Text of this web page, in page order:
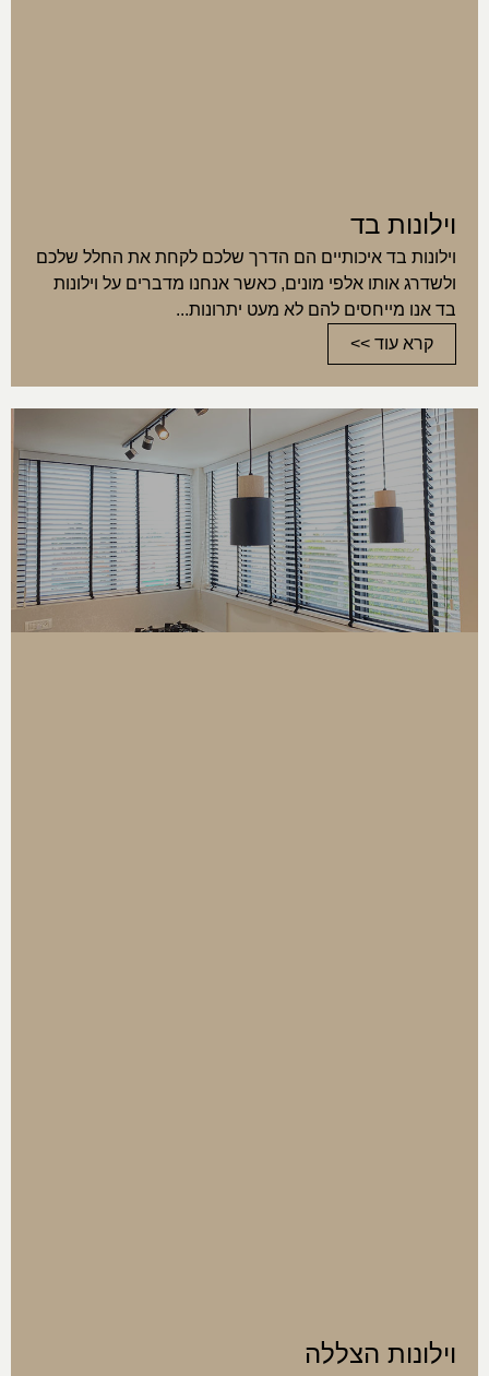
וילונות בד
וילונות בד איכותיים הם הדרך שלכם לקחת את החלל שלכם
ולשדרג אותו אלפי מונים, כאשר אנחנו מדברים על וילונות
בד אנו מייחסים להם לא מעט יתרונות...
קרא עוד >>
וילונות הצללה